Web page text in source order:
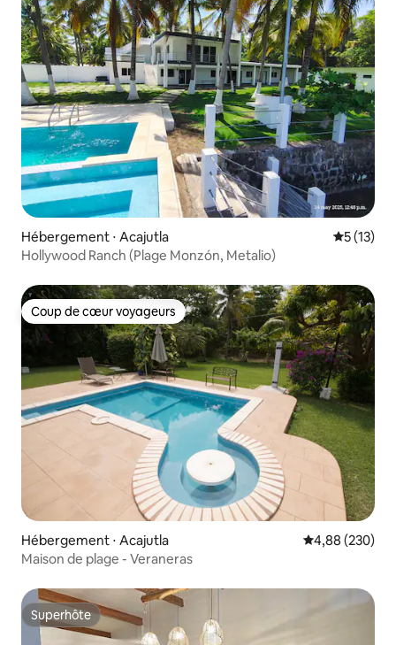
Hébergement ⋅ Acajutla
5 (13)
Hollywood Ranch (Plage Monzón, Metalio)
Coup de cœur voyageurs
Coup de cœur voyageurs
Hébergement ⋅ Acajutla Évaluation
4,88 (230)
Maison de plage - Veraneras
Superhôte
Superhôte